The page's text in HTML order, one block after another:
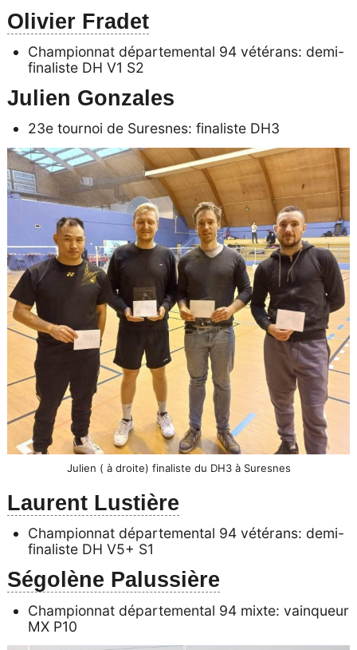
Olivier Fradet
Championnat départemental 94 vétérans: demi-
finaliste DH V1 S2
Julien Gonzales
23e tournoi de Suresnes: finaliste DH3
Julien ( à droite) finaliste du DH3 à Suresnes
Laurent Lustière
Championnat départemental 94 vétérans: demi-
finaliste DH V5+ S1
Ségolène Palussière
Championnat départemental 94 mixte: vainqueur
MX P10